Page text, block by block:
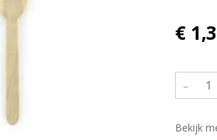
€
–
Bekijk